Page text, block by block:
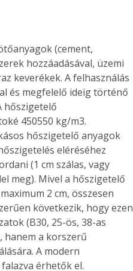
(cement,
hozzáadásával, üzemi
keverékek. A felhasználás
és megfelelő ideig történő
hőszigetelő
450550 kg/m3.
hőszigetelő anyagok
eléréséhez
(1 cm szálas, vagy
meg). Mivel a hőszigetelő
2 cm, összesen
következik, hogy ezen
(B30, 25-ös, 38-as
a korszerű
A modern
érhetők el.